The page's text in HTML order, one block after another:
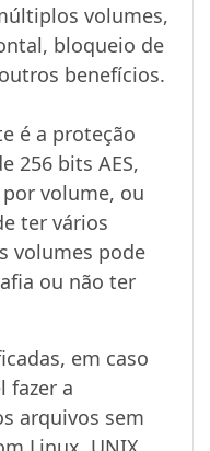
volumes,
bloqueio de
benefícios.
é a proteção
256 bits AES,
volume, ou
ter vários
volumes pode
ou não ter
em caso
fazer a
arquivos sem